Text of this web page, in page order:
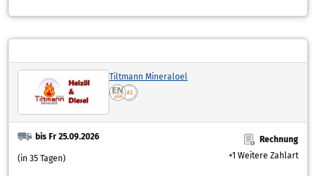
Tiltmann Mineraloel
bis Fr 25.09.2026
(in 35 Tagen)
Rechnung
+1 Weitere Zahlart